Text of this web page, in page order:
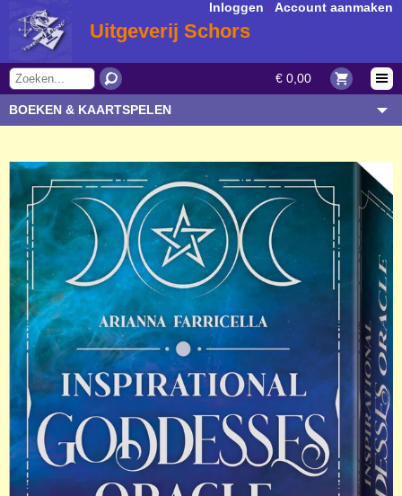
€ 0,00
Inloggen Account aanmaken
Uitgeverij Schors
BOEKEN & KAARTSPELEN
AUTEUR/SOORT
BESTELLEN